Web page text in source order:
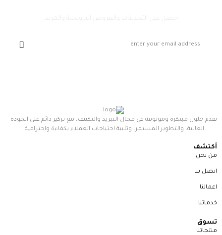
نقدم حلول مبتكرة وموثوقة في مجال التبريد والتكييف، مع تركيز دائم على الجودة
العالية، والتطوير المستمر، وتلبية احتياجات العملاء بكفاءة واحترافية.
أكتشف
من نحن
اتصل بنا
اعمالنا
خدماتنا
تسوق
منتجاتنا